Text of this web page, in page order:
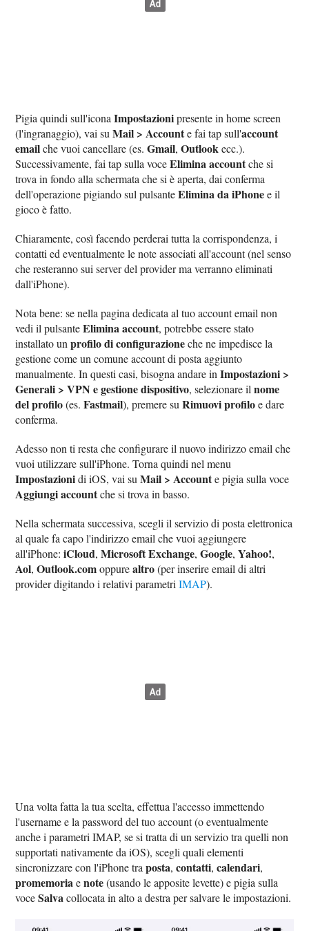
Pigia quindi sull'iconaImpostazionipresente in home screen
(l'ingranaggio), vai suMail > Accounte fai tap sull'account
emailche vuoi cancellare (es.Gmail,Outlookecc.).
Successivamente, fai tap sulla voceElimina accountche si
trova in fondo alla schermata che si è aperta, dai conferma
dell'operazione pigiando sul pulsanteElimina da iPhonee il
gioco è fatto.
Chiaramente, così facendo perderai tutta la corrispondenza, i
contatti ed eventualmente le note associati all'account (nel senso
che resteranno sui server del provider ma verranno eliminati
dall'iPhone).
Nota bene: se nella pagina dedicata al tuo account email non
vedi il pulsanteElimina account, potrebbe essere stato
installato unprofilo di configurazioneche ne impedisce la
gestione come un comune account di posta aggiunto
manualmente. In questi casi, bisogna andare inImpostazioni >
Generali > VPN e gestione dispositivo, selezionare ilnome
del profilo(es.Fastmail), premere suRimuovi profiloe dare
conferma.
Adesso non ti resta che configurare il nuovo indirizzo email che
vuoi utilizzare sull'iPhone. Torna quindi nel menu
Impostazionidi iOS, vai suMail > Accounte pigia sulla voce
Aggiungi accountche si trova in basso.
Nella schermata successiva, scegli il servizio di posta elettronica
al quale fa capo l'indirizzo email che vuoi aggiungere
all'iPhone:iCloud,Microsoft Exchange,Google,Yahoo!,
Aol,Outlook.comoppurealtro(per inserire email di altri
provider digitando i relativi parametriIMAP).
Una volta fatta la tua scelta, effettua l'accesso immettendo
l'username e la password del tuo account (o eventualmente
anche i parametri IMAP, se si tratta di un servizio tra quelli non
supportati nativamente da iOS), scegli quali elementi
sincronizzare con l'iPhone traposta,contatti,calendari,
promemoriaenote(usando le apposite levette) e pigia sulla
voceSalvacollocata in alto a destra per salvare le impostazioni.